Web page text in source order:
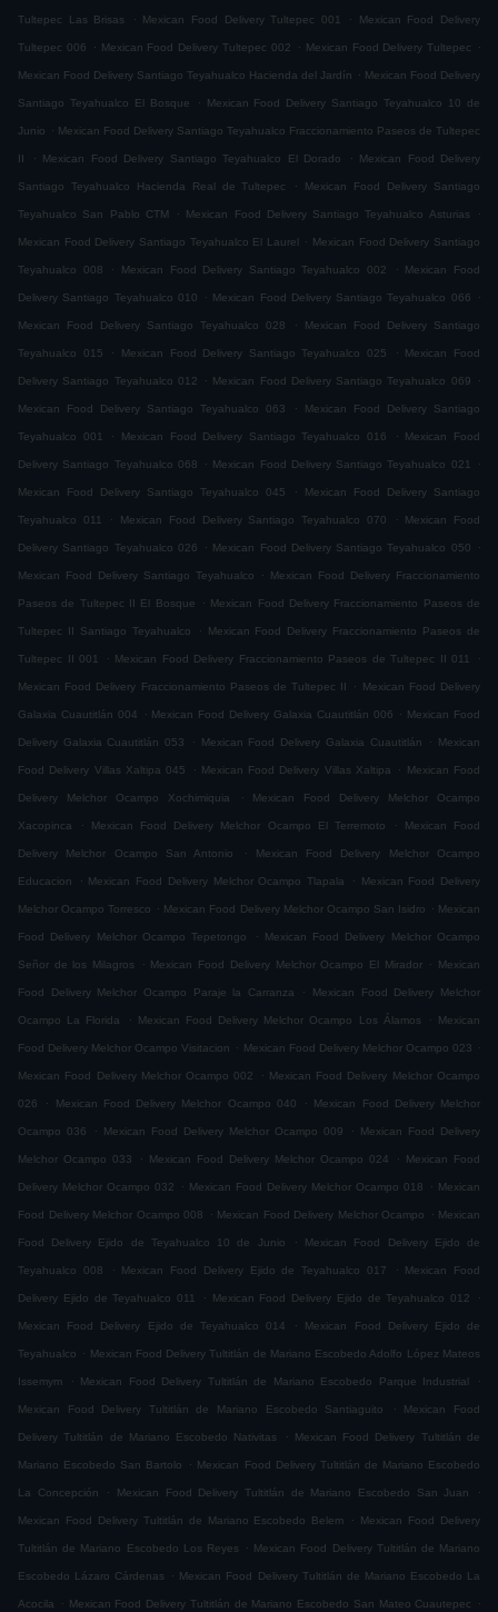
Tultepec Las Brisas . Mexican Food Delivery Tultepec 001 . Mexican Food Delivery
Tultepec 006 . Mexican Food Delivery Tultepec 002 . Mexican Food Delivery Tultepec .
Mexican Food Delivery Santiago Teyahualco Hacienda del Jardín . Mexican Food Delivery
Santiago Teyahualco El Bosque . Mexican Food Delivery Santiago Teyahualco 10 de
Junio . Mexican Food Delivery Santiago Teyahualco Fraccionamiento Paseos de Tultepec
II . Mexican Food Delivery Santiago Teyahualco El Dorado . Mexican Food Delivery
Santiago Teyahualco Hacienda Real de Tultepec . Mexican Food Delivery Santiago
Teyahualco San Pablo CTM . Mexican Food Delivery Santiago Teyahualco Asturias .
Mexican Food Delivery Santiago Teyahualco El Laurel . Mexican Food Delivery Santiago
Teyahualco 008 . Mexican Food Delivery Santiago Teyahualco 002 . Mexican Food
Delivery Santiago Teyahualco 010 . Mexican Food Delivery Santiago Teyahualco 066 .
Mexican Food Delivery Santiago Teyahualco 028 . Mexican Food Delivery Santiago
Teyahualco 015 . Mexican Food Delivery Santiago Teyahualco 025 . Mexican Food
Delivery Santiago Teyahualco 012 . Mexican Food Delivery Santiago Teyahualco 069 .
Mexican Food Delivery Santiago Teyahualco 063 . Mexican Food Delivery Santiago
Teyahualco 001 . Mexican Food Delivery Santiago Teyahualco 016 . Mexican Food
Delivery Santiago Teyahualco 068 . Mexican Food Delivery Santiago Teyahualco 021 .
Mexican Food Delivery Santiago Teyahualco 045 . Mexican Food Delivery Santiago
Teyahualco 011 . Mexican Food Delivery Santiago Teyahualco 070 . Mexican Food
Delivery Santiago Teyahualco 026 . Mexican Food Delivery Santiago Teyahualco 050 .
Mexican Food Delivery Santiago Teyahualco . Mexican Food Delivery Fraccionamiento
Paseos de Tultepec II El Bosque . Mexican Food Delivery Fraccionamiento Paseos de
Tultepec II Santiago Teyahualco . Mexican Food Delivery Fraccionamiento Paseos de
Tultepec II 001 . Mexican Food Delivery Fraccionamiento Paseos de Tultepec II 011 .
Mexican Food Delivery Fraccionamiento Paseos de Tultepec II . Mexican Food Delivery
Galaxia Cuautitlán 004 . Mexican Food Delivery Galaxia Cuautitlán 006 . Mexican Food
Delivery Galaxia Cuautitlán 053 . Mexican Food Delivery Galaxia Cuautitlán . Mexican
Food Delivery Villas Xaltipa 045 . Mexican Food Delivery Villas Xaltipa . Mexican Food
Delivery Melchor Ocampo Xochimiquia . Mexican Food Delivery Melchor Ocampo
Xacopinca . Mexican Food Delivery Melchor Ocampo El Terremoto . Mexican Food
Delivery Melchor Ocampo San Antonio . Mexican Food Delivery Melchor Ocampo
Educacion . Mexican Food Delivery Melchor Ocampo Tlapala . Mexican Food Delivery
Melchor Ocampo Torresco . Mexican Food Delivery Melchor Ocampo San Isidro . Mexican
Food Delivery Melchor Ocampo Tepetongo . Mexican Food Delivery Melchor Ocampo
Señor de los Milagros . Mexican Food Delivery Melchor Ocampo El Mirador . Mexican
Food Delivery Melchor Ocampo Paraje la Carranza . Mexican Food Delivery Melchor
Ocampo La Florida . Mexican Food Delivery Melchor Ocampo Los Álamos . Mexican
Food Delivery Melchor Ocampo Visitacion . Mexican Food Delivery Melchor Ocampo 023 .
Mexican Food Delivery Melchor Ocampo 002 . Mexican Food Delivery Melchor Ocampo
026 . Mexican Food Delivery Melchor Ocampo 040 . Mexican Food Delivery Melchor
Ocampo 036 . Mexican Food Delivery Melchor Ocampo 009 . Mexican Food Delivery
Melchor Ocampo 033 . Mexican Food Delivery Melchor Ocampo 024 . Mexican Food
Delivery Melchor Ocampo 032 . Mexican Food Delivery Melchor Ocampo 018 . Mexican
Food Delivery Melchor Ocampo 008 . Mexican Food Delivery Melchor Ocampo . Mexican
Food Delivery Ejido de Teyahualco 10 de Junio . Mexican Food Delivery Ejido de
Teyahualco 008 . Mexican Food Delivery Ejido de Teyahualco 017 . Mexican Food
Delivery Ejido de Teyahualco 011 . Mexican Food Delivery Ejido de Teyahualco 012 .
Mexican Food Delivery Ejido de Teyahualco 014 . Mexican Food Delivery Ejido de
Teyahualco . Mexican Food Delivery Tultitlán de Mariano Escobedo Adolfo López Mateos
Issemym . Mexican Food Delivery Tultitlán de Mariano Escobedo Parque Industrial .
Mexican Food Delivery Tultitlán de Mariano Escobedo Santiaguito . Mexican Food
Delivery Tultitlán de Mariano Escobedo Nativitas . Mexican Food Delivery Tultitlán de
Mariano Escobedo San Bartolo . Mexican Food Delivery Tultitlán de Mariano Escobedo
La Concepción . Mexican Food Delivery Tultitlán de Mariano Escobedo San Juan .
Mexican Food Delivery Tultitlán de Mariano Escobedo Belem . Mexican Food Delivery
Tultitlán de Mariano Escobedo Los Reyes . Mexican Food Delivery Tultitlán de Mariano
Escobedo Lázaro Cárdenas . Mexican Food Delivery Tultitlán de Mariano Escobedo La
Acocila . Mexican Food Delivery Tultitlán de Mariano Escobedo San Mateo Cuautepec .